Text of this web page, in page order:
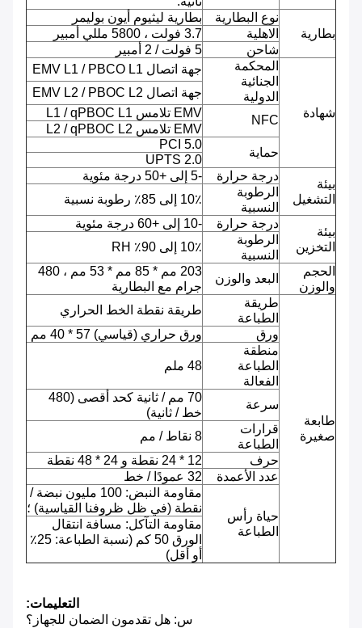
بطارية
نوع البطارية
بطارية ليثيوم أيون بوليمر
الاهلية
3.7 فولت ، 5800 مللي أمبير
شاحن
5 فولت / 2 أمبير
شهادة
المحكمة
الجنائية
الدولية
جهة اتصال EMV L1 / PBCO L1
جهة اتصال EMV L2 / PBOC L2
NFC
EMV تلامس L1 / qPBOC L1
EMV تلامس L2 / qPBOC L2
حماية
PCI 5.0
UPTS 2.0
بيئة
التشغيل
درجة حرارة
-5 إلى +50 درجة مئوية
الرطوبة
النسبية
10٪ إلى 85٪ رطوبة نسبية
بيئة
التخزين
درجة حرارة
-10 إلى +60 درجة مئوية
الرطوبة
النسبية
10٪ إلى 90٪ RH
الحجم
والوزن
البعد والوزن
203 مم * 85 مم * 53 مم ، 480
جرام مع البطارية
طابعة
صغيرة
طريقة
الطباعة
طريقة نقطة الخط الحراري
ورق
ورق حراري (قياسي) 57 * 40 مم
منطقة
الطباعة
الفعالة
48 ملم
سرعة
70 مم / ثانية كحد أقصى (480
خط / ثانية)
قرارات
الطباعة
8 نقاط / مم
حرف
12 * 24 نقطة و 24 * 48 نقطة
عدد الأعمدة
32 عمودًا / خط
حياة رأس
الطباعة
مقاومة النبض: 100 مليون نبضة /
نقطة (في ظل ظروفنا القياسية) ؛
مقاومة التآكل: مسافة انتقال
الورق 50 كم (نسبة الطباعة: 25٪
أو أقل)
التعليمات:
س: هل تقدمون الضمان للجهاز؟